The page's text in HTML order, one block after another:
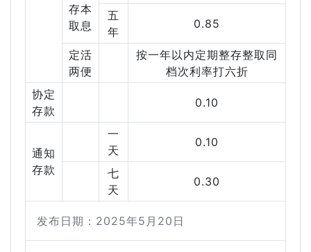
存本
取息
五
年
0.85
定活
两便
按一年以内定期整存整取同
档次利率打六折
协定
存款
0.10
通知
存款
一
天
0.10
七
天
0.30
发布日期：2025年5月20日